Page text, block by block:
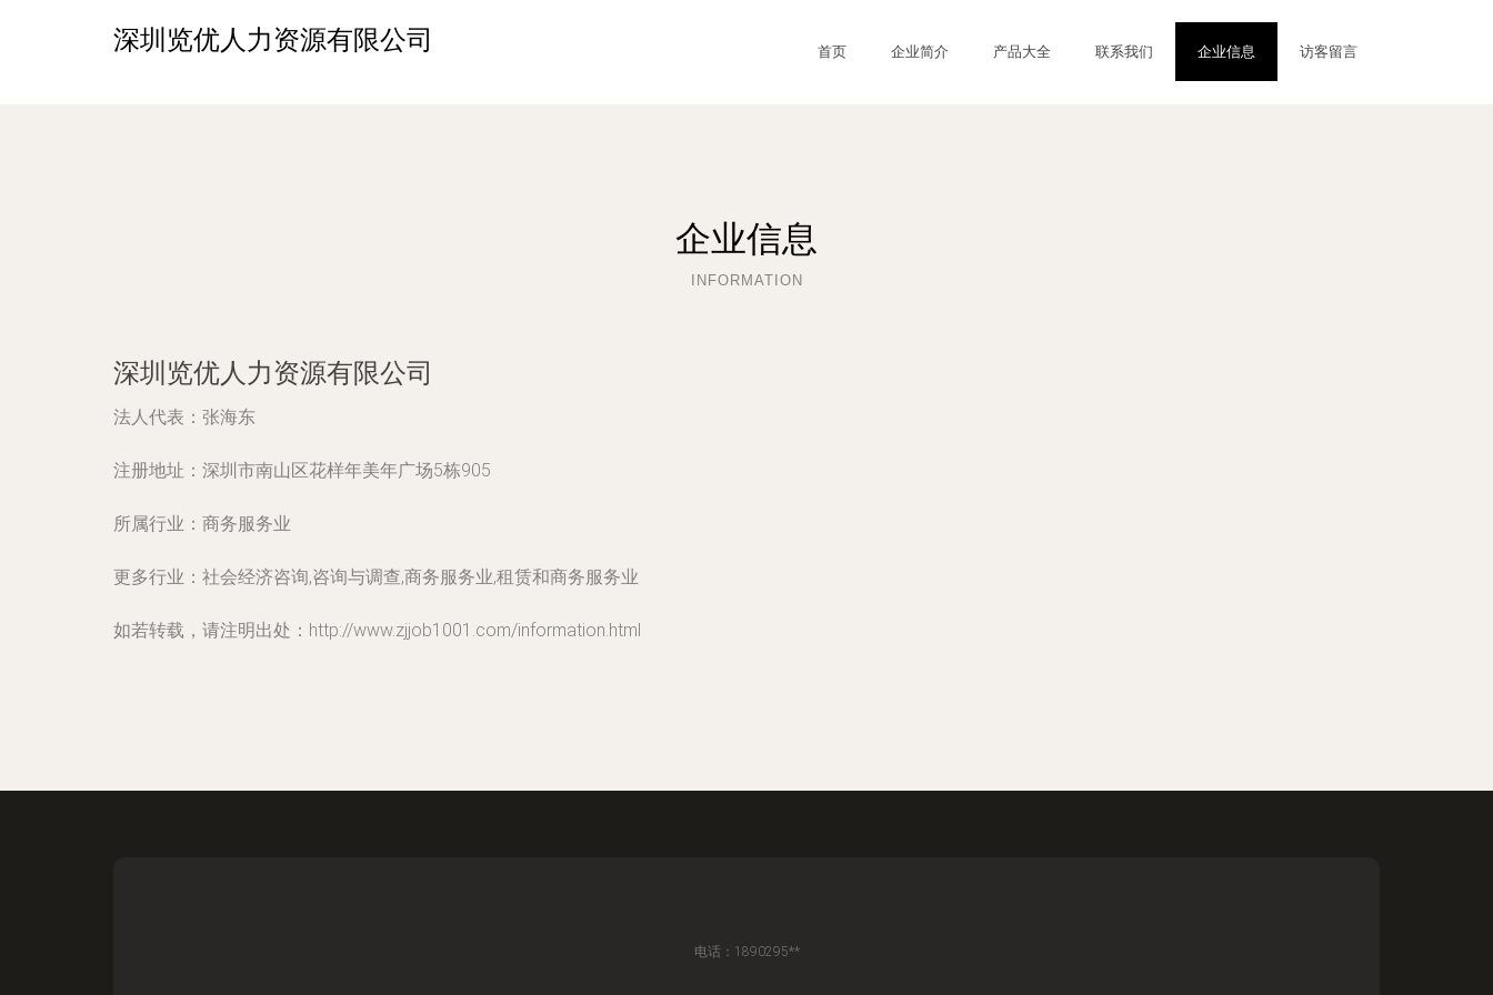
深圳览优人力资源有限公司 首页 企业简介 产品大全 联系我们 企业信息 访客留言
企业信息
INFORMATION
深圳览优人力资源有限公司
法人代表： 张海东
注册地址： 深圳市南山区花样年美年广场5栋905
所属行业： 商务服务业
更多行业： 社会经济咨询,咨询与调查,商务服务业,租赁和商务服务业
如若转载，请注明出处：http://www.zjjob1001.com/information.html
电话：1890295**